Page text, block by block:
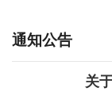
通知公告
关